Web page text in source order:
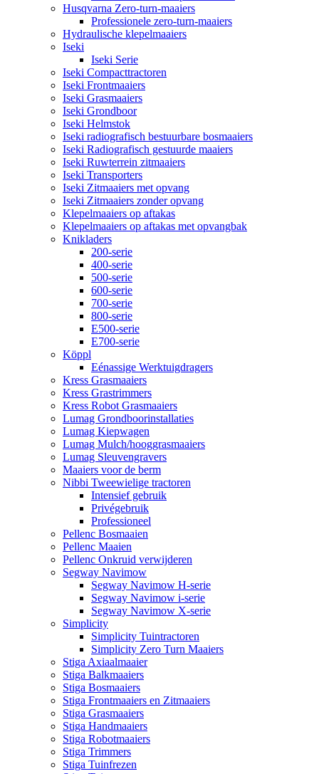
Husqvarna Zero-turn-maaiers
Professionele zero-turn-maaiers
Hydraulische klepelmaaiers
Iseki
Iseki Serie
Iseki Compacttractoren
Iseki Frontmaaiers
Iseki Grasmaaiers
Iseki Grondboor
Iseki Helmstok
Iseki radiografisch bestuurbare bosmaaiers
Iseki Radiografisch gestuurde maaiers
Iseki Ruwterrein zitmaaiers
Iseki Transporters
Iseki Zitmaaiers met opvang
Iseki Zitmaaiers zonder opvang
Klepelmaaiers op aftakas
Klepelmaaiers op aftakas met opvangbak
Knikladers
200-serie
400-serie
500-serie
600-serie
700-serie
800-serie
E500-serie
E700-serie
Köppl
Eénassige Werktuigdragers
Kress Grasmaaiers
Kress Grastrimmers
Kress Robot Grasmaaiers
Lumag Grondboorinstallaties
Lumag Kiepwagen
Lumag Mulch/hooggrasmaaiers
Lumag Sleuvengravers
Maaiers voor de berm
Nibbi Tweewielige tractoren
Intensief gebruik
Privégebruik
Professioneel
Pellenc Bosmaaien
Pellenc Maaien
Pellenc Onkruid verwijderen
Segway Navimow
Segway Navimow H-serie
Segway Navimow i-serie
Segway Navimow X-serie
Simplicity
Simplicity Tuintractoren
Simplicity Zero Turn Maaiers
Stiga Axiaalmaaier
Stiga Balkmaaiers
Stiga Bosmaaiers
Stiga Frontmaaiers en Zitmaaiers
Stiga Grasmaaiers
Stiga Handmaaiers
Stiga Robotmaaiers
Stiga Trimmers
Stiga Tuinfrezen